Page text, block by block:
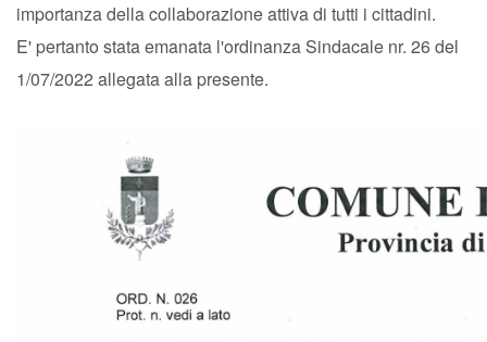
importanza della collaborazione attiva di tutti i cittadini.
E' pertanto stata emanata l'ordinanza Sindacale nr. 26 del
1/07/2022 allegata alla presente.